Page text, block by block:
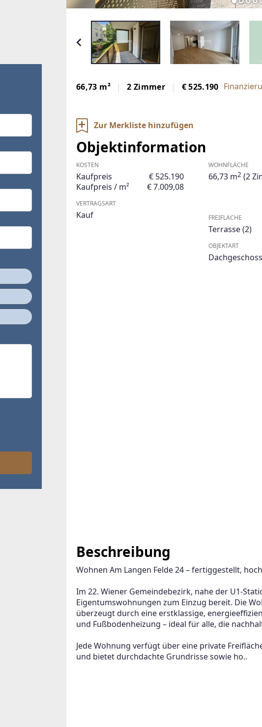
66,73 m² 2 Zimmer € 525.190
Zur Merkliste hinzufügen
Objektinformation
KOSTEN
Kaufpreis
€ 525.190
Kaufpreis / m²
€ 7.009,08
VERTRAGSART
Kauf
WOHNFLÄCHE
66,73 m2 (2
FREIFLÄCHE
Terrasse(2)
OBJEKTART
Beschreibung
Wohnen Am Langen Felde 24 – fertiggestellt,
Im 22. Wiener Gemeindebezirk, nahe der U1-
Eigentumswohnungen zum Einzug bereit. Die
überzeugt durch eine erstklassige,
und Fußbodenheizung – ideal für alle, die
Jede Wohnung verfügt über eine private
und bietet durchdachte Grundrisse sowie ho..